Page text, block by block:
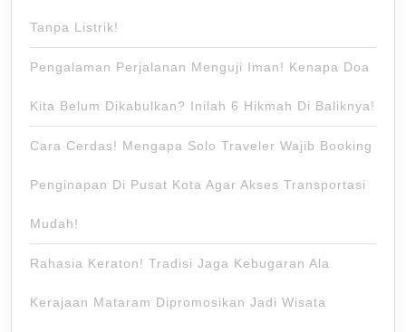
Tanpa Listrik!
Pengalaman Perjalanan Menguji Iman! Kenapa Doa
Kita Belum Dikabulkan? Inilah 6 Hikmah Di Baliknya!
Cara Cerdas! Mengapa Solo Traveler Wajib Booking
Penginapan Di Pusat Kota Agar Akses Transportasi
Mudah!
Rahasia Keraton! Tradisi Jaga Kebugaran Ala
Kerajaan Mataram Dipromosikan Jadi Wisata